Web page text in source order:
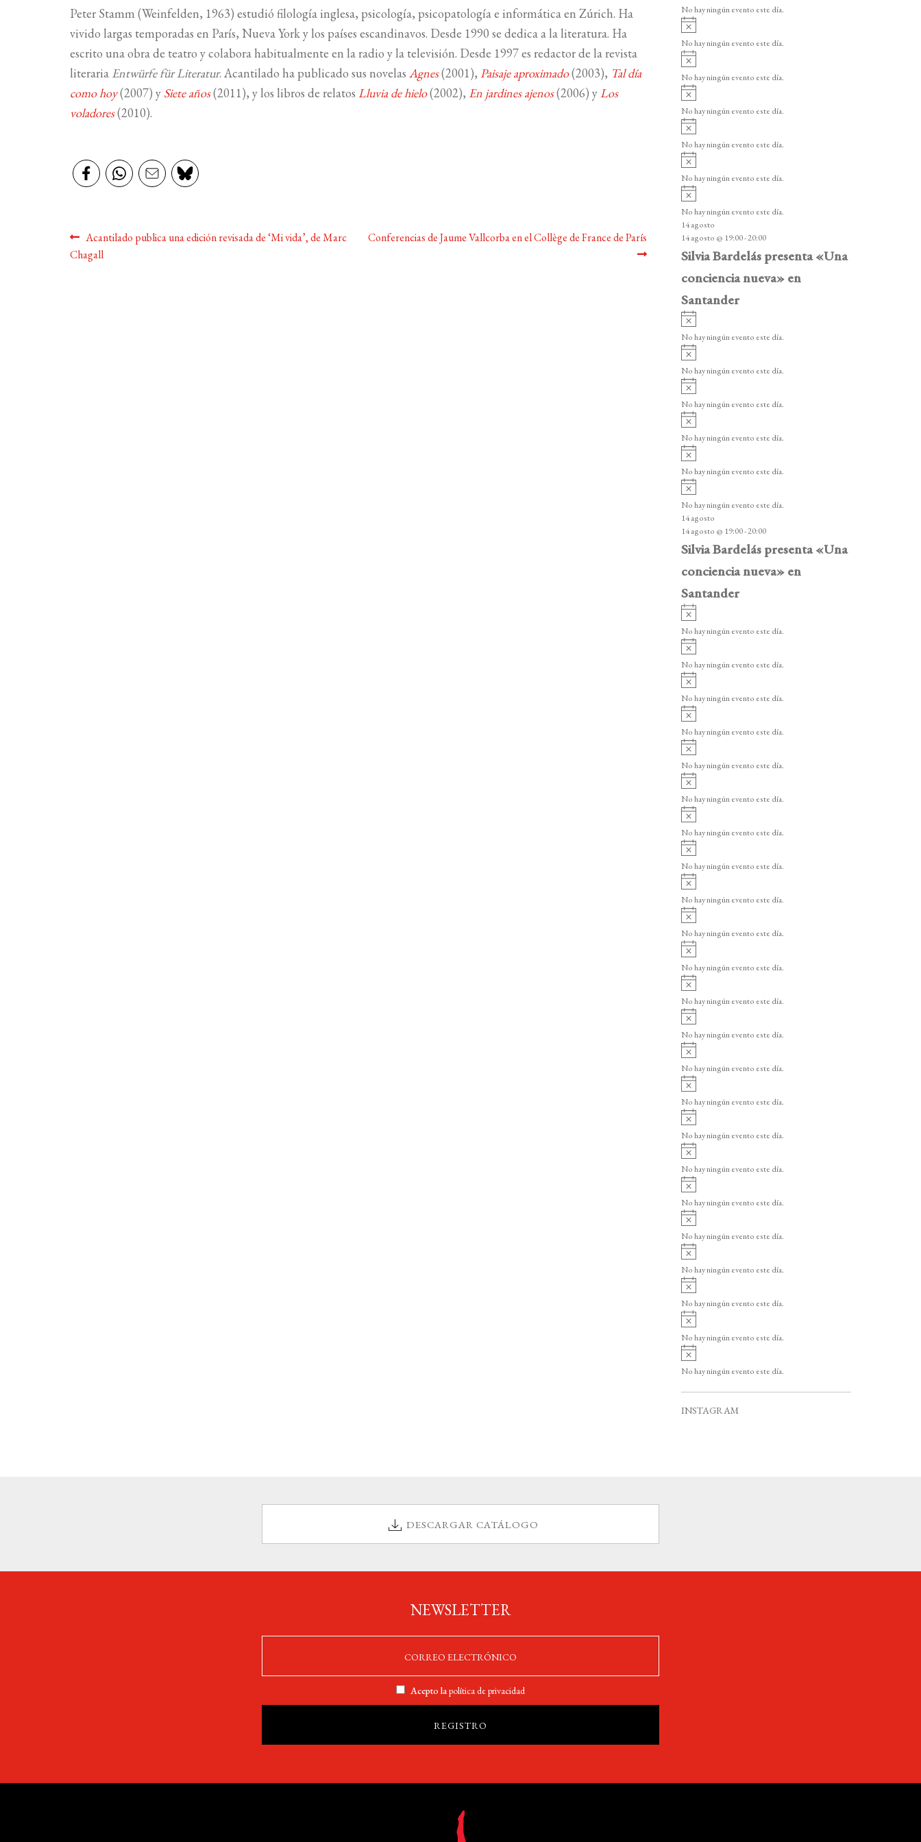
Peter Stamm (Weinfelden, 1963) estudió filología inglesa, psicología, psicopatología e informática en Zúrich. Ha
vivido largas temporadas en París, Nueva York y los países escandinavos. Desde 1990 se dedica a la literatura. Ha
escrito una obra de teatro y colabora habitualmente en la radio y la televisión. Desde 1997 es redactor de la revista
literaria Entwürfe für Literatur. Acantilado ha publicado sus novelasAgnes(2001),Paisaje aproximado(2003), Tal día
como hoy(2007) y Siete años(2011), y los libros de relatosLluvia de hielo(2002), En jardines ajenos(2006) yLos
voladores(2010).
Navegación
de
Anterior:
Acantilado publica una edición revisada de ‘Mi vida’, de Marc
Chagall
Siguiente:
Conferencias de Jaume Vallcorba en el Collège de France de París
e
n
t
o
s
o
i
o
No hay ningún evento este día.
v
i
o
No hay ningún evento este día.
A
v
i
o
No hay ningún evento este día.
A
v
i
o
No hay ningún evento este día.
v
i
o
No hay ningún evento este día.
v
i
o
No hay ningún evento este día.
v
i
s
o
No hay ningún evento este día.
14 agosto
14 agosto @ 19:00-20:00
Silvia Bardelás presenta «Una
conciencia nueva» en
Santander
v
i
o
No hay ningún evento este día.
v
i
o
No hay ningún evento este día.
v
i
o
No hay ningún evento este día.
v
i
o
No hay ningún evento este día.
v
i
o
No hay ningún evento este día.
v
i
s
o
No hay ningún evento este día.
14 agosto
14 agosto @ 19:00-20:00
Silvia Bardelás presenta «Una
conciencia nueva» en
Santander
A
v
i
o
No hay ningún evento este día.
A
v
i
o
No hay ningún evento este día.
v
i
o
No hay ningún evento este día.
v
i
o
No hay ningún evento este día.
v
i
o
No hay ningún evento este día.
v
i
o
No hay ningún evento este día.
v
i
o
No hay ningún evento este día.
v
i
o
No hay ningún evento este día.
v
i
o
No hay ningún evento este día.
v
i
o
No hay ningún evento este día.
A
v
i
o
No hay ningún evento este día.
A
v
i
o
No hay ningún evento este día.
A
v
i
o
No hay ningún evento este día.
v
i
o
No hay ningún evento este día.
v
i
o
No hay ningún evento este día.
v
i
o
No hay ningún evento este día.
v
i
o
No hay ningún evento este día.
v
i
o
No hay ningún evento este día.
v
i
o
No hay ningún evento este día.
v
i
o
No hay ningún evento este día.
v
i
o
No hay ningún evento este día.
A
v
i
o
No hay ningún evento este día.
A
v
i
No hay ningún evento este día.
INSTAGRAM
DESCARGAR CATÁLOGO
NEWSLETTER
Acepto lapolítica de privacidad